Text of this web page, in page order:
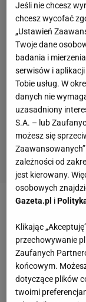
Zobacz wideo
sportowych.
dlaczego tak
To wciąż
sobie radzić
Jeśli nie chcesz
chcesz wycofać
„Ustawień
Twoje dane
badania i
serwisów i
Tobie usług. W
danych nie
uzasadniony
S.A. – lub
możesz się
zależności od
jest kierowany.
osobowych
Gazeta.pl i
Klikając
przechowywanie
Zaufanych
końcowym.
dotyczące plików
twoimi